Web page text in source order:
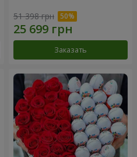
51 398 грн
Заказать